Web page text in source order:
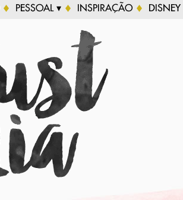
PESSOAL ▾ INSPIRAÇÃO DISNEY